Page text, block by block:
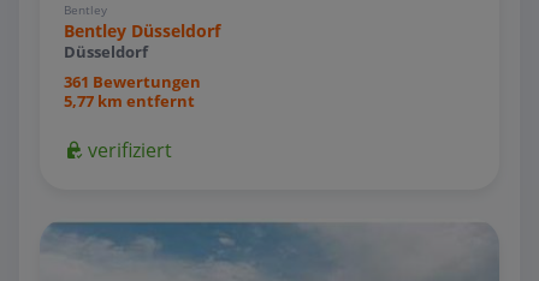
Bentley
Bentley Düsseldorf
Düsseldorf
361 Bewertungen
5,77 km entfernt
verifiziert